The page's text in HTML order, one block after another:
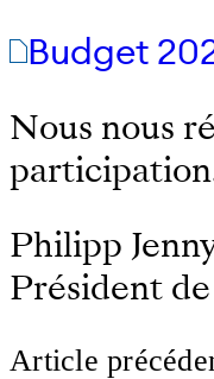
Budget
Nous nous
Philipp
Président
Article